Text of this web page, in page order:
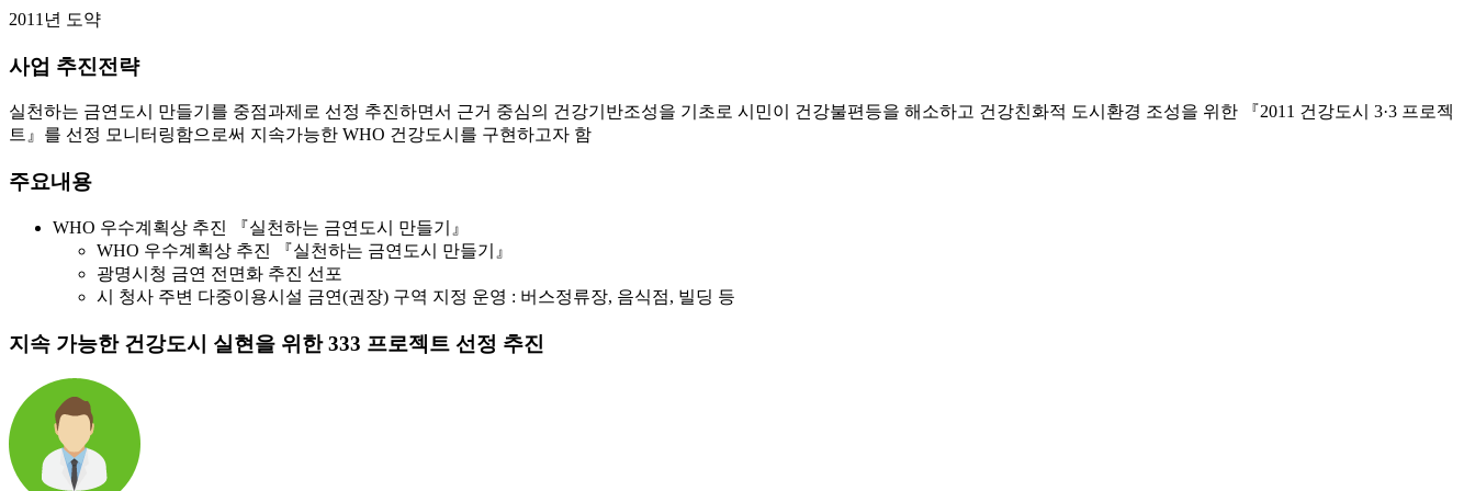
2011년 도약
사업 추진전략
실천하는 금연도시 만들기를 중점과제로 선정 추진하면서 근거 중심의 건강기반조성을 기초로 시민이 건강불편등을 해소하고 건강친화적 도시환경 조성을 위한 『2011 건강도시 3·3 프로젝
트』를 선정 모니터링함으로써 지속가능한 WHO 건강도시를 구현하고자 함
주요내용
WHO 우수계획상 추진 『실천하는 금연도시 만들기』
WHO 우수계획상 추진 『실천하는 금연도시 만들기』
광명시청 금연 전면화 추진 선포
시 청사 주변 다중이용시설 금연(권장) 구역 지정 운영 : 버스정류장, 음식점, 빌딩 등
지속 가능한 건강도시 실현을 위한 333 프로젝트 선정 추진